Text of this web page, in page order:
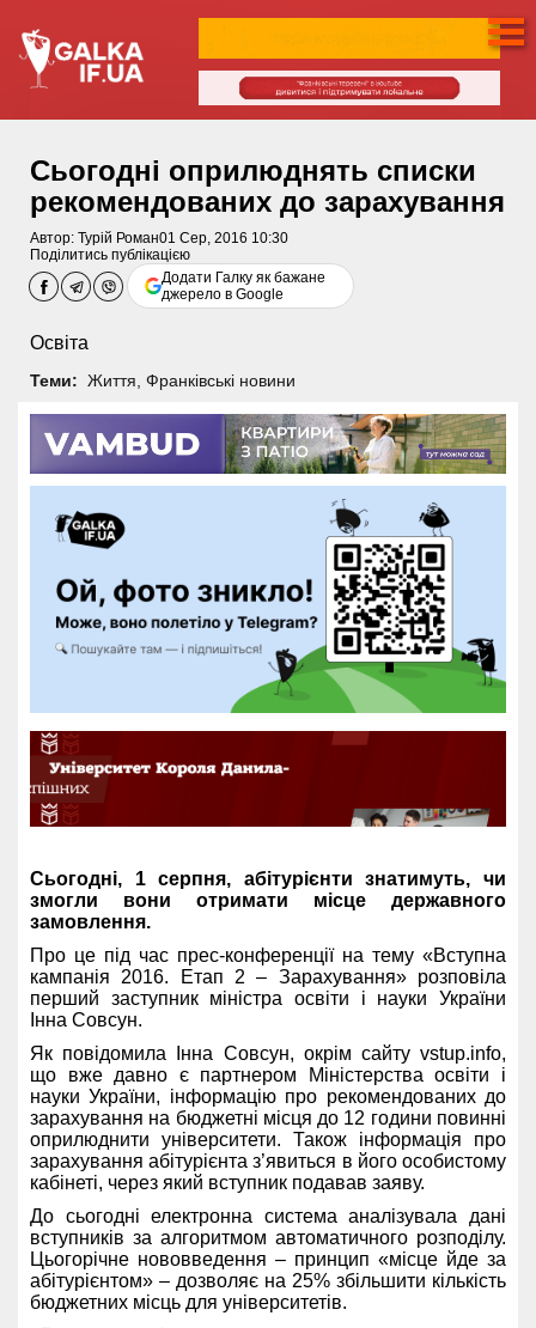
Сьогодні оприлюднять списки
рекомендованих до зарахування
Автор: Турій Роман01 Сер, 2016 10:30
Поділитись публікацією
Додати Галку як бажане
джерело в Google
Освіта
Теми: Життя Франківські новини
Сьогодні, 1 серпня, абітурієнти знатимуть, чи
змогли вони отримати місце державного
замовлення.
Про це під час прес-конференції на тему «Вступна
кампанія 2016. Етап 2 – Зарахування» розповіла
перший заступник міністра освіти і науки України
Інна Совсун.
Як повідомила Інна Совсун, окрім сайту vstup.info,
що вже давно є партнером Міністерства освіти і
науки України, інформацію про рекомендованих до
зарахування на бюджетні місця до 12 години повинні
оприлюднити університети. Також інформація про
зарахування абітурієнта з’явиться в його особистому
кабінеті, через який вступник подавав заяву.
До сьогодні електронна система аналізувала дані
вступників за алгоритмом автоматичного розподілу.
Цьогорічне нововведення – принцип «місце йде за
абітурієнтом» – дозволяє на 25% збільшити кількість
бюджетних місць для університетів.